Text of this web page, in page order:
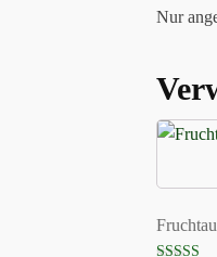
Nur
Dieses
weist